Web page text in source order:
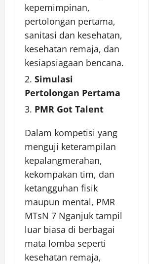
kepemimpinan,
pertolongan pertama,
sanitasi dan kesehatan,
kesehatan remaja, dan
kesiapsiagaan bencana.
Simulasi
Pertolongan Pertama
PMR Got Talent
Dalam kompetisi yang
menguji keterampilan
kepalangmerahan,
kekompakan tim, dan
ketangguhan fisik
maupun mental, PMR
MTsN 7 Nganjuk tampil
luar biasa di berbagai
mata lomba seperti
kesehatan remaja,